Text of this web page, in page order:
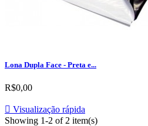
Lona Dupla Face - Preta e...
R$0,00
 Visualização rápida
Showing 1-2 of 2 item(s)